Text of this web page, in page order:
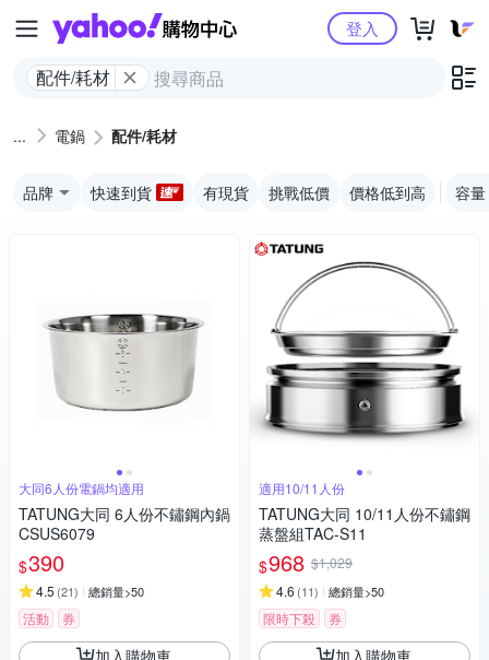
Yahoo購物中心
配件/耗材
登入
電鍋 配件/耗材
品牌 快速到貨 有現貨 挑戰低價 價格低到高 容量
大同6人份電鍋均適用
TATUNG大同 6人份不鏽鋼內鍋
CSUS6079
$390
4.5 (21) 總銷量>50
活動 券
加入購物車
適用10/11人份
TATUNG大同 10/11人份不鏽鋼
蒸盤組TAC-S11
$968 $1,029
4.6 (11) 總銷量>50
限時下殺 券
加入購物車